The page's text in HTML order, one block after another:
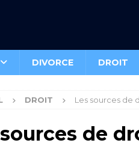
DIVORCE DROIT
DROIT Les sources de
de